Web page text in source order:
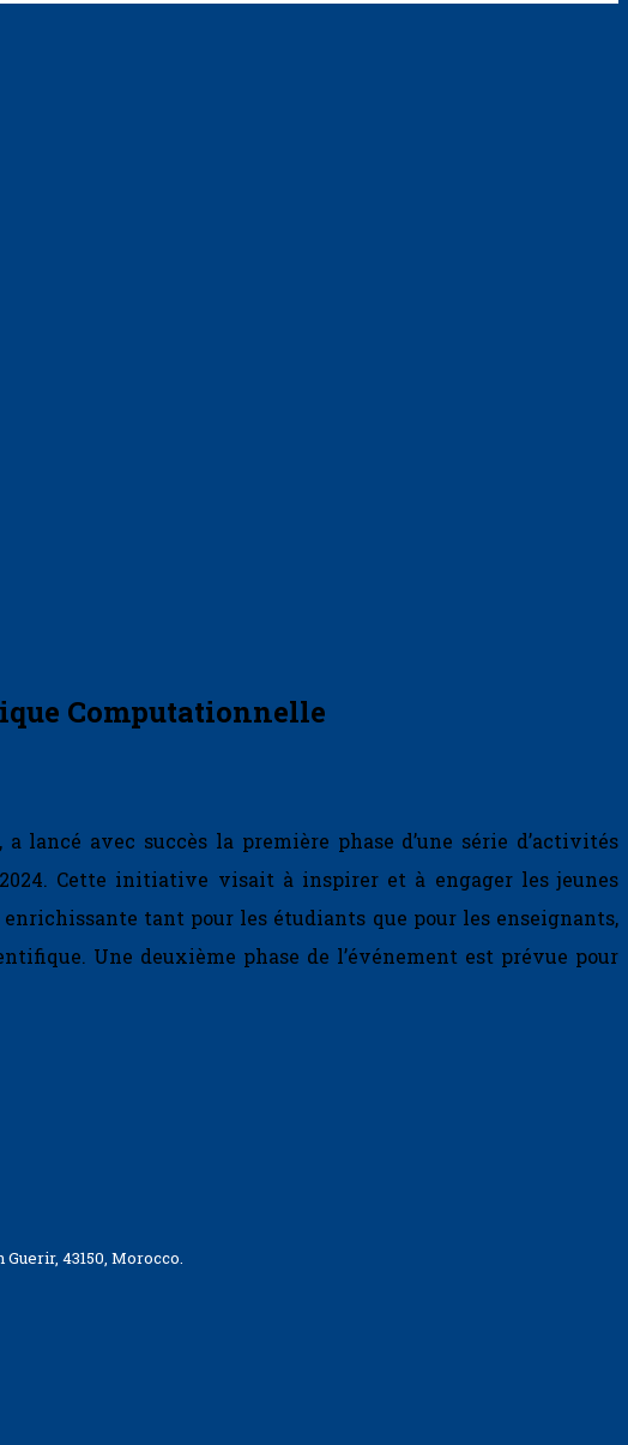
Computationnelle
lancé avec succès la première phase d’une série d’activités
2024. Cette initiative visait à inspirer et à engager les jeunes
tant pour les étudiants que pour les enseignants,
Une deuxième phase de l’événement est prévue pour
43150, Morocco.